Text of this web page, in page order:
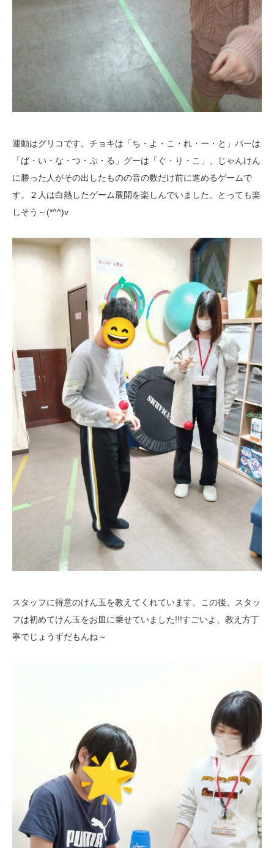
運動はグリコです。チョキは「ち・よ・こ・れ・ー・と」パーは
「ば・い・な・つ・ぷ・る」グーは「ぐ・り・こ」、じゃんけん
に勝った人がその出したものの音の数だけ前に進めるゲームで
す。２人は白熱したゲーム展開を楽しんでいました。とっても楽
しそう～(*^^)v
スタッフに得意のけん玉を教えてくれています。この後、スタッ
フは初めてけん玉をお皿に乗せていました!!!すごいよ、教え方丁
寧でじょうずだもんね～